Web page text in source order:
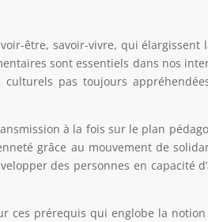
être, savoir-vivre, qui élargissent
sont essentiels dans nos
pas toujours
à la fois sur le plan
grâce au mouvement de
des personnes en capacité
ces prérequis qui englobe la notion